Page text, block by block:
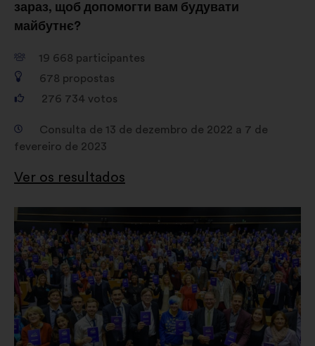
зараз, щоб допомогти вам будувати
майбутнє?
19 668 participantes
678 propostas
276 734 votos
Consulta de 13 de dezembro de 2022 a 7 de
fevereiro de 2023
Ver os resultados
Abertura
num
novo
separador